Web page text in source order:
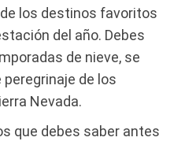
los destinos favoritos
del año. Debes
de nieve, se
de los
Nevada.
que debes saber antes